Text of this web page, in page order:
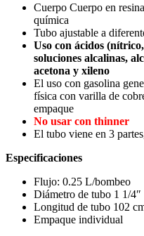
Cuerpo Cuerpo en
química
Tubo ajustable a
Uso con ácidos
soluciones alcalinas,
acetona y xileno
El uso con gasolina
física con varilla de
empaque
No usar con thinner
El tubo viene en 3
Especificaciones
Flujo: 0.25 L/bombeo
Diámetro de tubo 1 1/4″
Longitud de tubo 102
Empaque individual